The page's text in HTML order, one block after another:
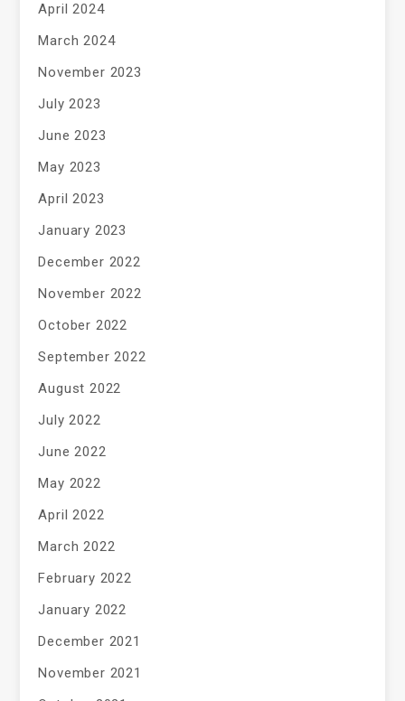
April 2024
March 2024
November 2023
July 2023
June 2023
May 2023
April 2023
January 2023
December 2022
November 2022
October 2022
September 2022
August 2022
July 2022
June 2022
May 2022
April 2022
March 2022
February 2022
January 2022
December 2021
November 2021